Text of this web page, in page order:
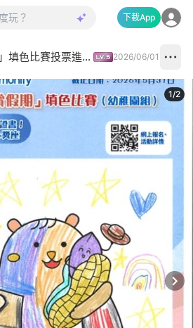
下載App
「我的Chill賞假期」填色比賽投票進行中✅ 2026/06/01
1/2